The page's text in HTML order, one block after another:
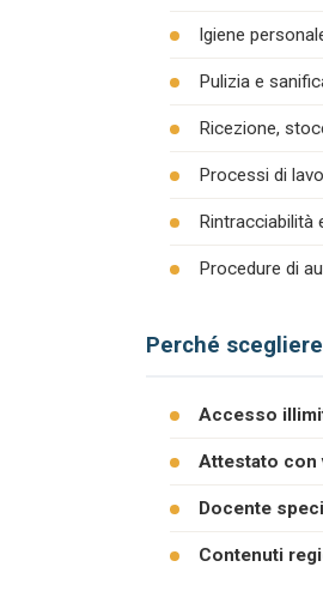
Igiene
Pulizia e
Ricezione,
Processi di
Rintracciabilità
Procedure di
Perché
Accesso
Attestato con
Docente
Contenuti